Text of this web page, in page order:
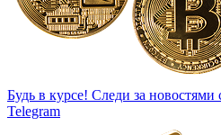
Будь в курсе! Следи за новостями
Telegram